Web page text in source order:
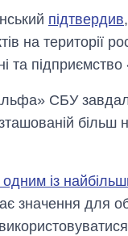
підтвердив
на території
та підприємство
СБУ
більш
одним із
значення для